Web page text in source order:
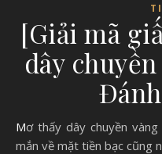
[Giải mã
dây
Mơ thấy dây chuyền vàng thường báo hiệu điềm báo may
mắn về mặt tiền bạc cũng